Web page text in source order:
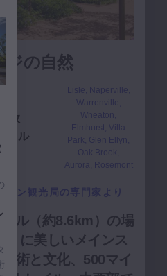
ジの自然
日数
イル
Lisle, Naperville,
Warrenville,
Wheaton,
Elmhurst, Villa
Park, Glen Ellyn,
Oak Brook,
Aurora, Rosemont
ン観光局の専門家より
ル（約8.6km）の場
うに美しいメインス
術と文化、500マイ
ヴィルを見る
ウトレットを見る